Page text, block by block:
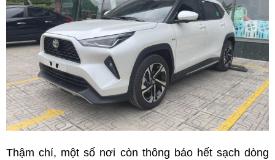
Thậm chí, một số nơi còn thông báo hết sạch dòng